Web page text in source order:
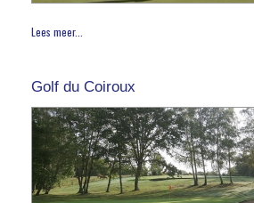
Lees meer...
Golf du Coiroux